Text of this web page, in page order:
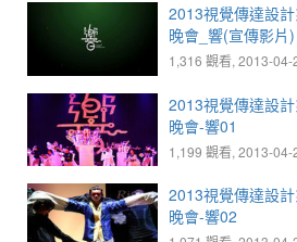
2013視覺傳達設
晚會_響(宣傳影片)
1,316 觀看, 2013-04-
2013視覺傳達設
晚會-響01
1,199 觀看, 2013-04-
2013視覺傳達設
晚會-響02